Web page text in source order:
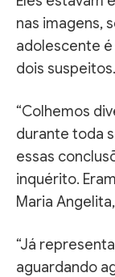
nas imagens,
adolescente
dois suspeitos.
“Colhemos
durante toda
essas
inquérito.
Maria
“Já
aguardando